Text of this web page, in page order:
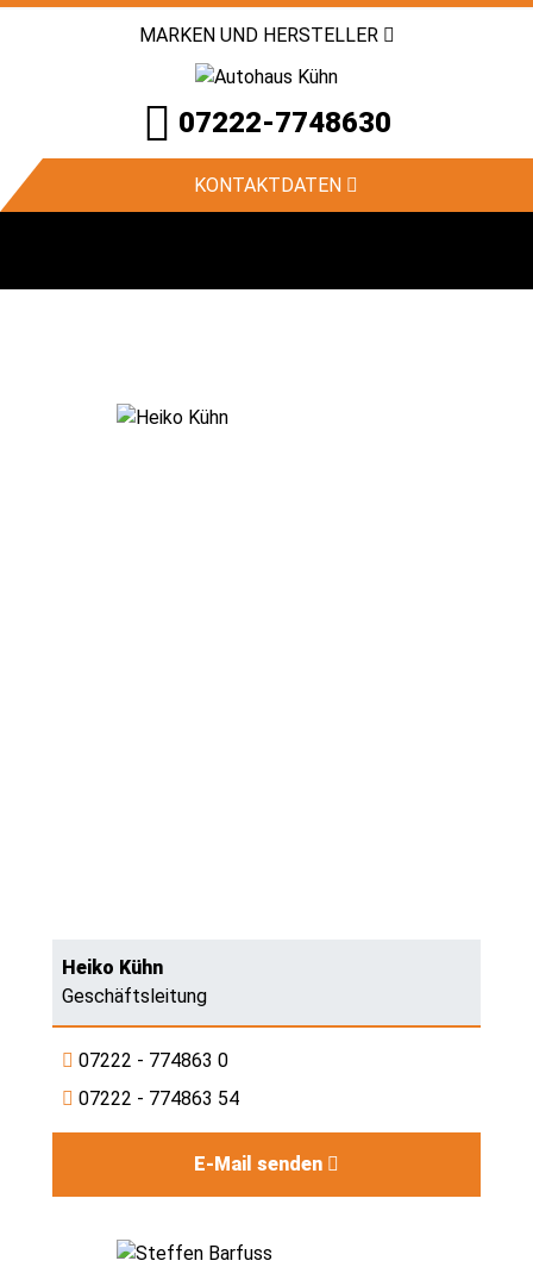
MARKEN UND HERSTELLER
07222-7748630
KONTAKTDATEN
Heiko Kühn
Geschäftsleitung
07222 - 774863 0
07222 - 774863 54
E-Mail senden